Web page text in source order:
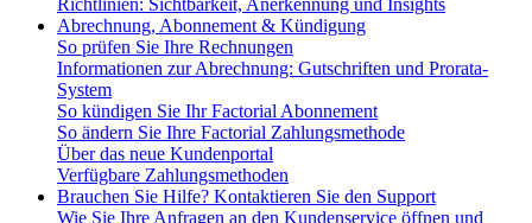
Abrechnung, Abonnement & Kündigung
So prüfen Sie Ihre Rechnungen
Informationen zur Abrechnung: Gutschriften und Prorata-
System
So kündigen Sie Ihr Factorial Abonnement
So ändern Sie Ihre Factorial Zahlungsmethode
Über das neue Kundenportal
Verfügbare Zahlungsmethoden
Brauchen Sie Hilfe? Kontaktieren Sie den Support
Wie Sie Ihre Anfragen an den Kundenservice öffnen und